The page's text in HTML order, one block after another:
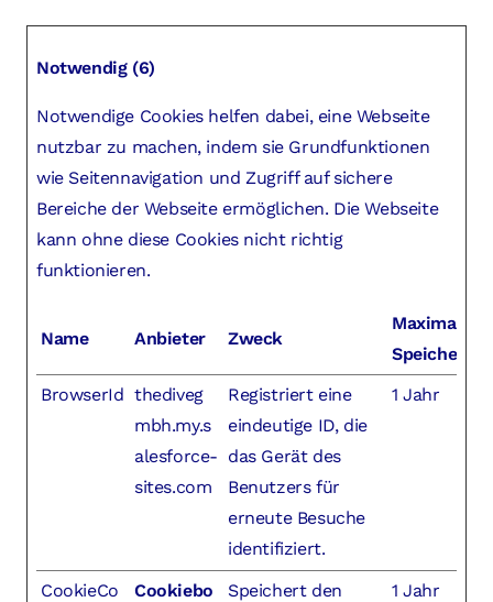
Notwendig (6)
Notwendige Cookies helfen dabei, eine Webseite
nutzbar zu machen, indem sie Grundfunktionen
wie Seitennavigation und Zugriff auf sichere
Bereiche der Webseite ermöglichen. Die Webseite
kann ohne diese Cookies nicht richtig
funktionieren.
Name Anbieter Zweck
Maximale
BrowserId thediveg
mbh.my.s
alesforce-
sites.com
Registriert eine
eindeutige ID, die
das Gerät des
Benutzers für
erneute Besuche
identifiziert.
1 Jahr
CookieCo
Cookiebo
Speichert den
1 Jahr